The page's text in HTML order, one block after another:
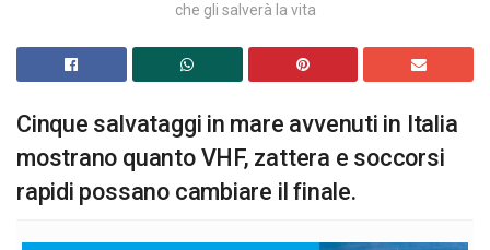
che gli salverà la vita
Cinque salvataggi in mare avvenuti in Italia
mostrano quanto VHF, zattera e soccorsi
rapidi possano cambiare il finale.